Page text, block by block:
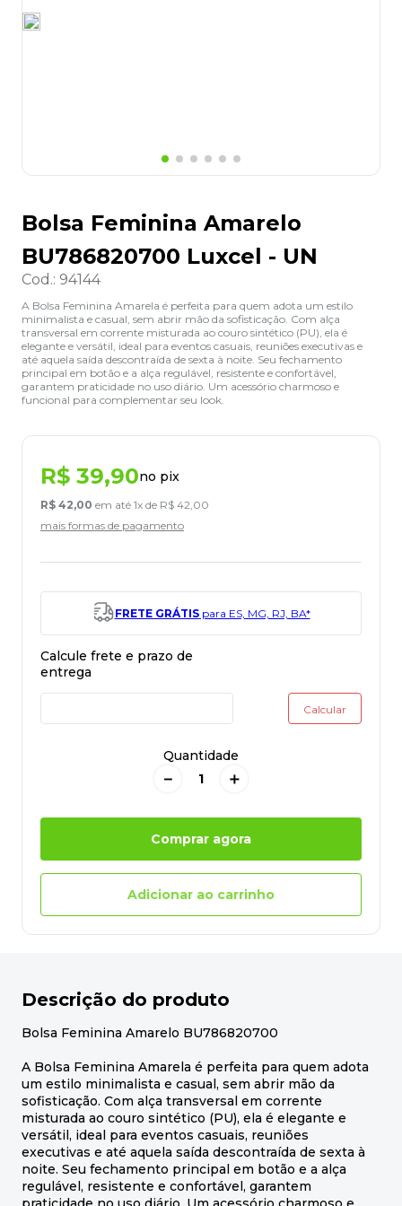
Bolsa Feminina Amarelo
BU786820700 Luxcel - UN
Cod.: 94144
A Bolsa Feminina Amarela é perfeita para quem adota um estilo
minimalista e casual, sem abrir mão da sofisticação. Com alça
transversal em corrente misturada ao couro sintético (PU), ela é
elegante e versátil, ideal para eventos casuais, reuniões executivas e
até aquela saída descontraída de sexta à noite. Seu fechamento
principal em botão e a alça regulável, resistente e confortável,
garantem praticidade no uso diário. Um acessório charmoso e
funcional para complementar seu look.
R$ 39,90no pix
R$ 42,00 em até 1x de R$ 42,00
mais formas de pagamento
FRETE GRÁTISpara ES, MG, RJ, BA*
Quantidade
＋
－
Comprar agora
Adicionar ao carrinho
Descrição do produto
Bolsa Feminina Amarelo BU786820700
A Bolsa Feminina Amarela é perfeita para quem adota
um estilo minimalista e casual, sem abrir mão da
sofisticação. Com alça transversal em corrente
misturada ao couro sintético (PU), ela é elegante e
versátil, ideal para eventos casuais, reuniões
executivas e até aquela saída descontraída de sexta à
noite. Seu fechamento principal em botão e a alça
regulável, resistente e confortável, garantem
8